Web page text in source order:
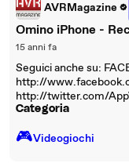
AVRMagazine
Omino iPhone -
15 anni fa
Seguici anche su:
http://
http://twitter.com/
Categoria
🎮️Videogiochi